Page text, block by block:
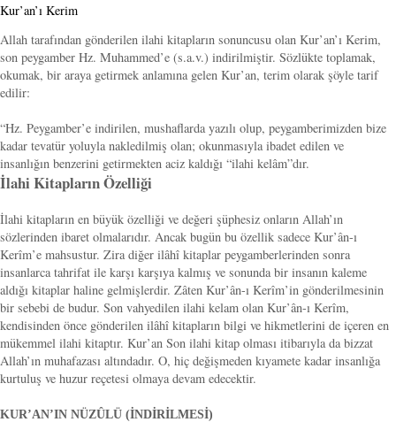
Kur’an’ı Kerim
Allah tarafından gönderilen ilahi kitapların sonuncusu olan Kur’an’ı Kerim,
son peygamber Hz. Muhammed’e (s.a.v.) indirilmiştir. Sözlükte toplamak,
okumak, bir araya getirmek anlamına gelen Kur’an, terim olarak şöyle tarif
edilir:
“Hz. Peygamber’e indirilen, mushaflarda yazılı olup, peygamberimizden bize
kadar tevatür yoluyla nakledilmiş olan; okunmasıyla ibadet edilen ve
insanlığın benzerini getirmekten aciz kaldığı “ilahi kelâm”dır.
İlahi Kitapların Özelliği
İlahi kitapların en büyük özelliği ve değeri şüphesiz onların Allah’ın
sözlerinden ibaret olmalarıdır. Ancak bugün bu özellik sadece Kur’ân-ı
Kerîm’e mahsustur. Zira diğer ilâhî kitaplar peygamberlerinden sonra
insanlarca tahrifat ile karşı karşıya kalmış ve sonunda bir insanın kaleme
aldığı kitaplar haline gelmişlerdir. Zâten Kur’ân-ı Kerîm’in gönderilmesinin
bir sebebi de budur. Son vahyedilen ilahi kelam olan Kur’ân-ı Kerîm,
kendisinden önce gönderilen ilâhî kitapların bilgi ve hikmetlerini de içeren en
mükemmel ilahi kitaptır. Kur’an Son ilahi kitap olması itibarıyla da bizzat
Allah’ın muhafazası altındadır. O, hiç değişmeden kıyamete kadar insanlığa
kurtuluş ve huzur reçetesi olmaya devam edecektir.
KUR’AN’IN NÜZÛLÜ (İNDİRİLMESİ)